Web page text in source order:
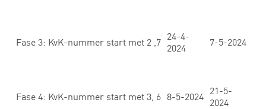
Fase 3: KvK-nummer start met 2 ,7 24-4-
2024
7-5-2024
Fase 4: KvK-nummer start met 3, 6 8-5-2024 21-5-
2024